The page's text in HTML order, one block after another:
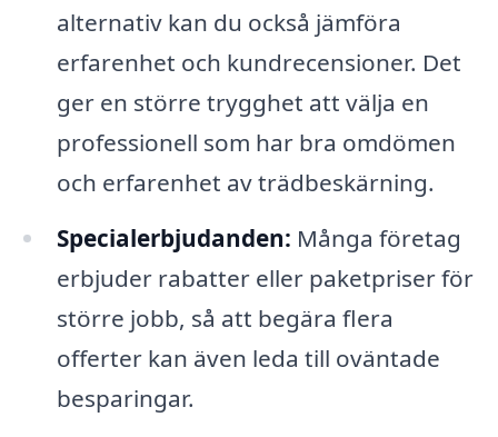
alternativ kan du också jämföra
erfarenhet och kundrecensioner. Det
ger en större trygghet att välja en
professionell som har bra omdömen
och erfarenhet av trädbeskärning.
Specialerbjudanden: Många företag
erbjuder rabatter eller paketpriser för
större jobb, så att begära flera
offerter kan även leda till oväntade
besparingar.